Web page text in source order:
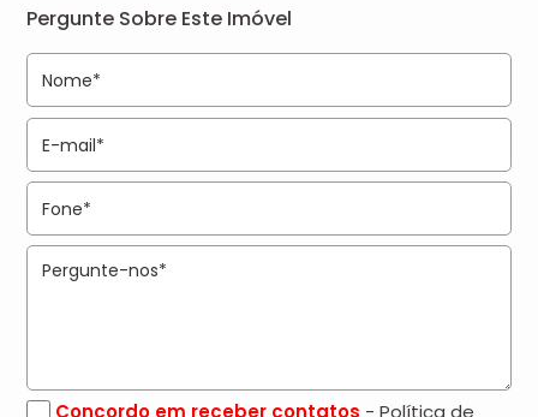
Pergunte Sobre Este Imóvel
Concordo em receber contatos - Política de